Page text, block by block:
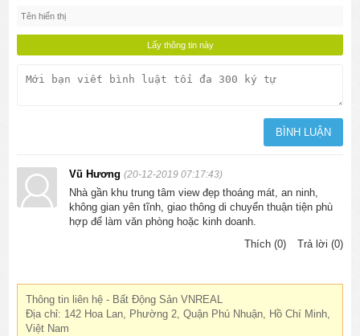
Vũ Hương(20-12-2019 07:17:43)
Nhà gần khu trung tâm view đẹp thoáng mát, an ninh,
không gian yên tĩnh, giao thông di chuyển thuận tiện phù
hợp để làm văn phòng hoặc kinh doanh.
Thích (0)
Trả lời (0)
Thông tin liên hệ - Bất Động Sản VNREAL
Địa chỉ: 142 Hoa Lan, Phường 2, Quận Phú Nhuận, Hồ Chí Minh,
Việt Nam